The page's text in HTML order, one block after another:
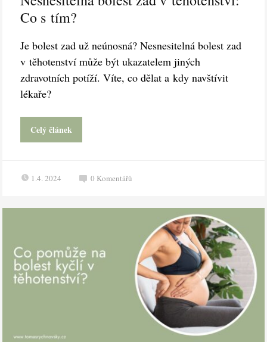
Co s tím?
Je bolest zad už neúnosná? Nesnesitelná bolest zad
v těhotenství může být ukazatelem jiných
zdravotních potíží. Víte, co dělat a kdy navštívit
lékaře?
Celý článek
1.4. 2024 0 Komentářů